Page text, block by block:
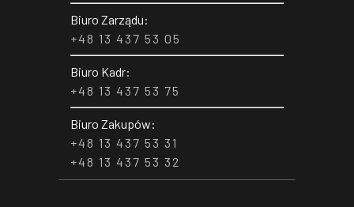
Biuro Zarządu:
+48 13 437 53 05
Biuro Kadr:
+48 13 437 53 75
Biuro Zakupów:
+48 13 437 53 31
+48 13 437 53 32